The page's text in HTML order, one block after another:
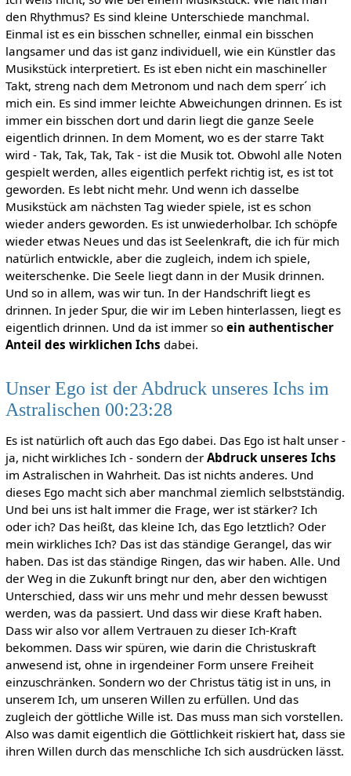
den Rhythmus? Es sind kleine Unterschiede manchmal.
Einmal ist es ein bisschen schneller, einmal ein bisschen
langsamer und das ist ganz individuell, wie ein Künstler das
Musikstück interpretiert. Es ist eben nicht ein maschineller
Takt, streng nach dem Metronom und nach dem sperr´ ich
mich ein. Es sind immer leichte Abweichungen drinnen. Es ist
immer ein bisschen dort und darin liegt die ganze Seele
eigentlich drinnen. In dem Moment, wo es der starre Takt
wird - Tak, Tak, Tak, Tak - ist die Musik tot. Obwohl alle Noten
gespielt werden, alles eigentlich perfekt richtig ist, es ist tot
geworden. Es lebt nicht mehr. Und wenn ich dasselbe
Musikstück am nächsten Tag wieder spiele, ist es schon
wieder anders geworden. Es ist unwiederholbar. Ich schöpfe
wieder etwas Neues und das ist Seelenkraft, die ich für mich
natürlich entwickle, aber die zugleich, indem ich spiele,
weiterschenke. Die Seele liegt dann in der Musik drinnen.
Und so in allem, was wir tun. In der Handschrift liegt es
drinnen. In jeder Spur, die wir im Leben hinterlassen, liegt es
eigentlich drinnen. Und da ist immer so ein authentischer
Anteil des wirklichen Ichs dabei.
Unser Ego ist der Abdruck unseres Ichs im
Astralischen 00:23:28
Es ist natürlich oft auch das Ego dabei. Das Ego ist halt unser -
ja, nicht wirkliches Ich - sondern der Abdruck unseres Ichs
im Astralischen in Wahrheit. Das ist nichts anderes. Und
dieses Ego macht sich aber manchmal ziemlich selbstständig.
Und bei uns ist halt immer die Frage, wer ist stärker? Ich
oder ich? Das heißt, das kleine Ich, das Ego letztlich? Oder
mein wirkliches Ich? Das ist das ständige Gerangel, das wir
haben. Das ist das ständige Ringen, das wir haben. Alle. Und
der Weg in die Zukunft bringt nur den, aber den wichtigen
Unterschied, dass wir uns mehr und mehr dessen bewusst
werden, was da passiert. Und dass wir diese Kraft haben.
Dass wir also vor allem Vertrauen zu dieser Ich-Kraft
bekommen. Dass wir spüren, wie darin die Christuskraft
anwesend ist, ohne in irgendeiner Form unsere Freiheit
einzuschränken. Sondern wo der Christus tätig ist in uns, in
unserem Ich, um unseren Willen zu erfüllen. Und das
zugleich der göttliche Wille ist. Das muss man sich vorstellen.
Also was damit eigentlich die Göttlichkeit riskiert hat, dass sie
ihren Willen durch das menschliche Ich sich ausdrücken lässt.